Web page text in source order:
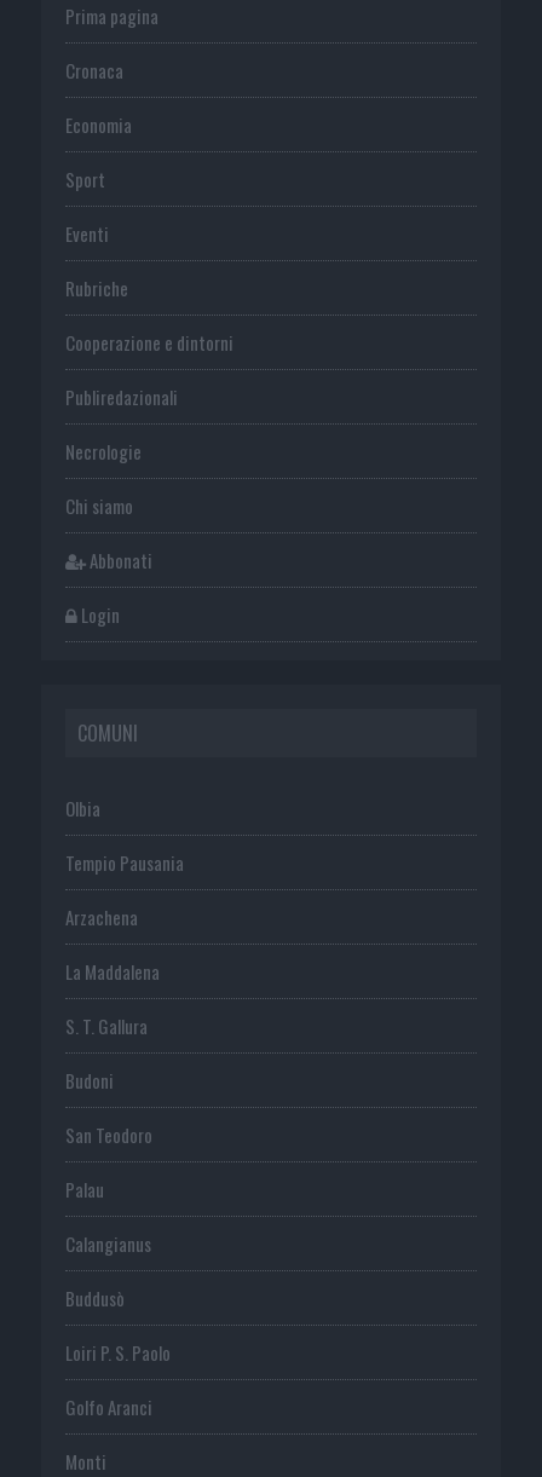
Prima pagina
Cronaca
Economia
Sport
Eventi
Rubriche
Cooperazione e dintorni
Publiredazionali
Necrologie
Chi siamo
Abbonati
Login
COMUNI
Olbia
Tempio Pausania
Arzachena
La Maddalena
S. T. Gallura
Budoni
San Teodoro
Palau
Calangianus
Buddusò
Loiri P. S. Paolo
Golfo Aranci
Monti